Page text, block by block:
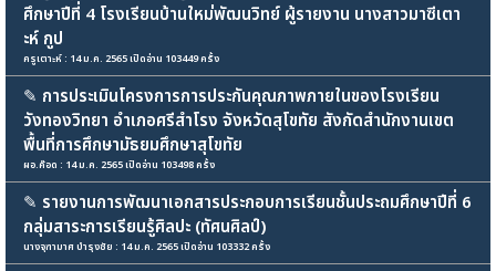
ศึกษาปีที่ 4 โรงเรียนบ้านใหม่พัฒนวิทย์ ผู้รายงาน นางสาวมาซีเตา
ะห์ กูป
ครูเตาะห์ : 14 ม.ค. 2565 เปิดอ่าน 103449 ครั้ง
✎ การประเมินโครงการการประกันคุณภาพภายในของโรงเรียน
วังทองวิทยา อำเภอศรีสำโรง จังหวัดสุโขทัย สังกัดสำนักงานเขต
พื้นที่การศึกษามัธยมศึกษาสุโขทัย
ผอ.ค๊อด : 14 ม.ค. 2565 เปิดอ่าน 103498 ครั้ง
✎ รายงานการพัฒนาเอกสารประกอบการเรียนชั้นประถมศึกษาปีที่ 6
กลุ่มสาระการเรียนรู้ศิลปะ (ทัศนศิลป์)
นางจุฑามาศ บำรุงชัย : 14 ม.ค. 2565 เปิดอ่าน 103332 ครั้ง